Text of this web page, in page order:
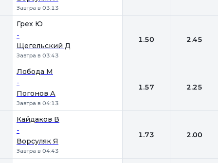
Завтра в 03:13
Грех Ю
-
Щегельский Д
Завтра в 03:43
1.50 2.45
Лобода М
-
Погонов А
Завтра в 04:13
1.57 2.25
Кайдаков В
-
Ворсуляк Я
Завтра в 04:43
1.73 2.00